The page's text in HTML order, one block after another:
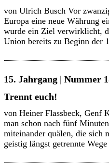
von Ulrich Busch Vor
Europa eine neue Währung
wurde ein Ziel verwirklicht,
Union bereits zu Beginn der
15. Jahrgang | Nummer
Trennt euch!
von Heiner Flassbeck, Genf
man schon nach fünf
miteinander quälen, die sich
geistig längst getrennte